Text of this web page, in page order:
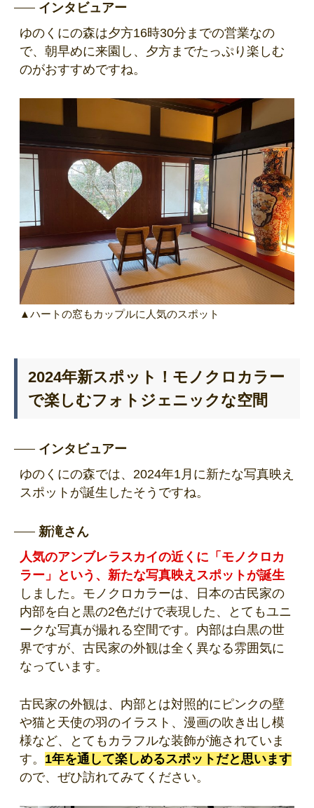
インタビュアー
ゆのくにの森は夕方16時30分までの営業なの
で、朝早めに来園し、夕方までたっぷり楽しむ
のがおすすめですね。
▲ハートの窓もカップルに人気のスポット
2024年新スポット！モノクロカラー
で楽しむフォトジェニックな空間
インタビュアー
ゆのくにの森では、2024年1月に新たな写真映え
スポットが誕生したそうですね。
新滝さん
人気のアンブレラスカイの近くに「モノクロカ
ラー」という、新たな写真映えスポットが誕生
しました。モノクロカラーは、日本の古民家の
内部を白と黒の2色だけで表現した、とてもユニ
ークな写真が撮れる空間です。内部は白黒の世
界ですが、古民家の外観は全く異なる雰囲気に
なっています。
古民家の外観は、内部とは対照的にピンクの壁
や猫と天使の羽のイラスト、漫画の吹き出し模
様など、とてもカラフルな装飾が施されていま
す。 1年を通して楽しめるスポットだと思います
ので、ぜひ訪れてみてください。